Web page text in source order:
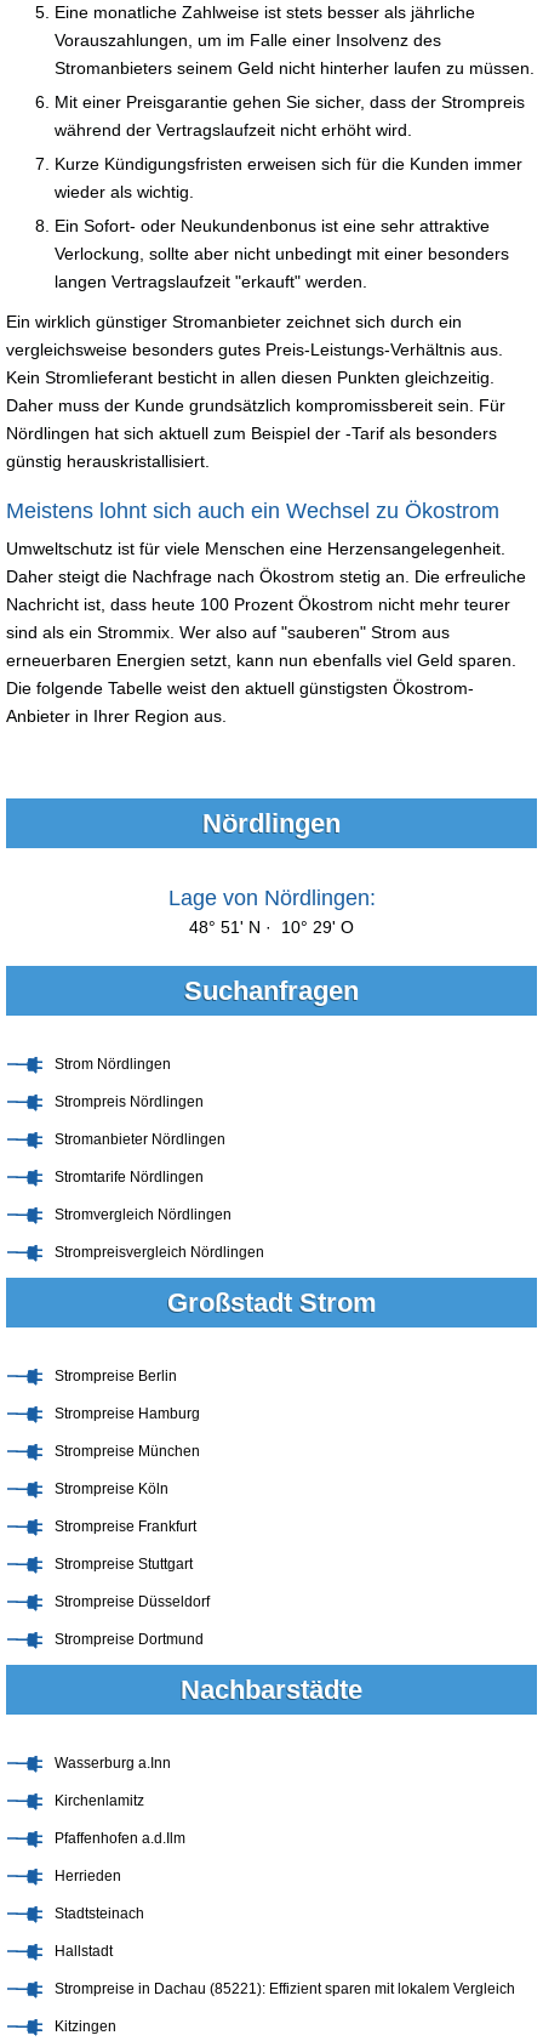
Eine monatliche Zahlweise ist stets besser als jährliche
Vorauszahlungen, um im Falle einer Insolvenz des
Stromanbieters seinem Geld nicht hinterher laufen zu müssen.
Mit einer Preisgarantie gehen Sie sicher, dass der Strompreis
während der Vertragslaufzeit nicht erhöht wird.
Kurze Kündigungsfristen erweisen sich für die Kunden immer
wieder als wichtig.
Ein Sofort- oder Neukundenbonus ist eine sehr attraktive
Verlockung, sollte aber nicht unbedingt mit einer besonders
langen Vertragslaufzeit "erkauft" werden.
Ein wirklich günstiger Stromanbieter zeichnet sich durch ein
vergleichsweise besonders gutes Preis-Leistungs-Verhältnis aus.
Kein Stromlieferant besticht in allen diesen Punkten gleichzeitig.
Daher muss der Kunde grundsätzlich kompromissbereit sein. Für
Nördlingen hat sich aktuell zum Beispiel der -Tarif als besonders
günstig herauskristallisiert.
Meistens lohnt sich auch ein Wechsel zu Ökostrom
Umweltschutz ist für viele Menschen eine Herzensangelegenheit.
Daher steigt die Nachfrage nach Ökostrom stetig an. Die erfreuliche
Nachricht ist, dass heute 100 Prozent Ökostrom nicht mehr teurer
sind als ein Strommix. Wer also auf "sauberen" Strom aus
erneuerbaren Energien setzt, kann nun ebenfalls viel Geld sparen.
Die folgende Tabelle weist den aktuell günstigsten Ökostrom-
Anbieter in Ihrer Region aus.
Nördlingen
Lage von Nördlingen:
48° 51' N · 10° 29' O
Suchanfragen
Strom Nördlingen
Strompreis Nördlingen
Stromanbieter Nördlingen
Stromtarife Nördlingen
Stromvergleich Nördlingen
Strompreisvergleich Nördlingen
Großstadt Strom
Strompreise Berlin
Strompreise Hamburg
Strompreise München
Strompreise Köln
Strompreise Frankfurt
Strompreise Stuttgart
Strompreise Düsseldorf
Strompreise Dortmund
Nachbarstädte
Wasserburg a.Inn
Kirchenlamitz
Pfaffenhofen a.d.Ilm
Herrieden
Stadtsteinach
Hallstadt
Strompreise in Dachau (85221): Effizient sparen mit lokalem Vergleich
Kitzingen